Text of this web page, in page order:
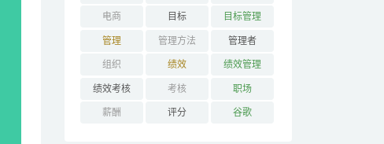
电商 目标 目标管理
管理 管理方法 管理者
组织 绩效 绩效管理
绩效考核 考核 职场
薪酬 评分 谷歌